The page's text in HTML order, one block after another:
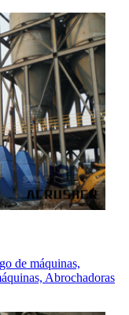
de máquinas,
Abrochadoras